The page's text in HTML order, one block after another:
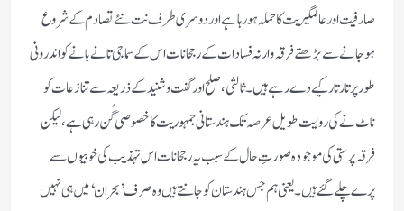
صارفیت اور عالمگیریت کا حملہ ہورہاہے اور دوسری طرف نت نئے تصادم کے شروع
ہوجانے سے بڑھتے فرقہ وارنہ فسادات کے رجحانات اس کے سماجی تانے بانے کو اندرونی
طورپر تار تار کیے دے رہے ہیں۔ثالثی،صلح اور گفت و شنید کے ذریعہ سے تنازعات کو
ناٹ نے کی روایت طویل عرصہ تک ہندستانی جمہوریت کا خصوصی گُن رہی ہے،لیکن
فرقہ پرستی کی موجودہ صورتِ حال کے سبب یہ رجحانات اس تہذیب کی خوبیوں سے
پرے چلے گئے ہیں۔ یعنی ہم جس ہندستان کو جانتے ہیں وہ صرف ’بحران ‘میں ہی نہیں